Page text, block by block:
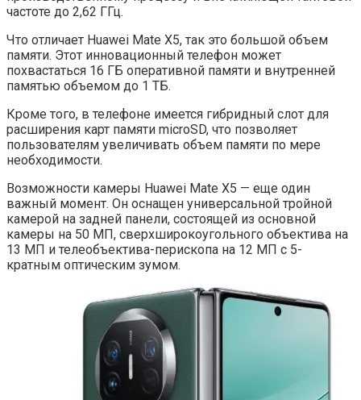
частоте до 2,62 ГГц.
Что отличает Huawei Mate X5, так это большой объем
памяти. Этот инновационный телефон может
похвастаться 16 ГБ оперативной памяти и внутренней
памятью объемом до 1 ТБ.
Кроме того, в телефоне имеется гибридный слот для
расширения карт памяти microSD, что позволяет
пользователям увеличивать объем памяти по мере
необходимости.
Возможности камеры Huawei Mate X5 — еще один
важный момент. Он оснащен универсальной тройной
камерой на задней панели, состоящей из основной
камеры на 50 МП, сверхширокоугольного объектива на
13 МП и телеобъектива-перископа на 12 МП с 5-
кратным оптическим зумом.